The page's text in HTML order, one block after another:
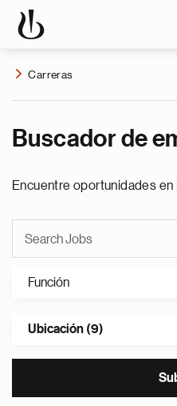
Carreras
Buscador de
Encuentre oportunidades en
Función
Ubicación (9)